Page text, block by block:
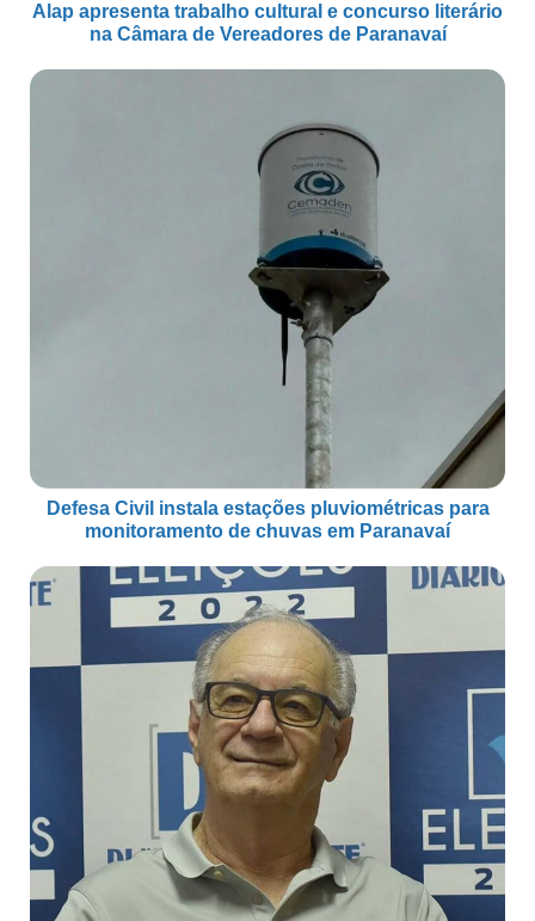
Alap apresenta trabalho cultural e concurso literário
na Câmara de Vereadores de Paranavaí
Defesa Civil instala estações pluviométricas para
monitoramento de chuvas em Paranavaí